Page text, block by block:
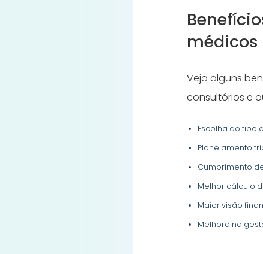
médicos
Veja alguns
consultórios e
Escolha do tipo
Planejamento
Cumprimento
Melhor cálculo
Maior visão
Melhora na